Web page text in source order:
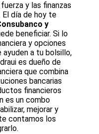
y las finanzas
día de hoy te
y
beneficiar. Si lo
y opciones
a tu bolsillo,
es dueño de
que combina
bancarias
financieros
es un combo
mejorar y
contamos los